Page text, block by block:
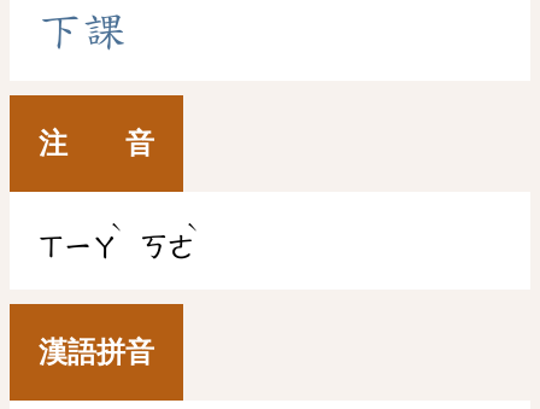
下課
注 音
ㄒㄧㄚ
ˋ
ㄎㄜ
ˋ
漢語拼音